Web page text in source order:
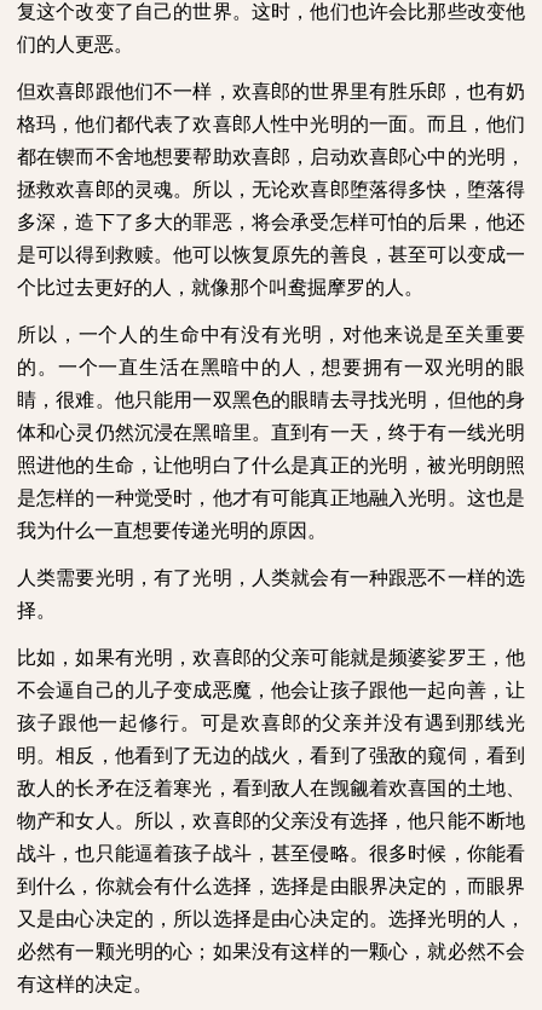
复这个改变了自己的世界。这时，他们也许会比那些改变他
们的人更恶。
但欢喜郎跟他们不一样，欢喜郎的世界里有胜乐郎，也有奶
格玛，他们都代表了欢喜郎人性中光明的一面。而且，他们
都在锲而不舍地想要帮助欢喜郎，启动欢喜郎心中的光明，
拯救欢喜郎的灵魂。所以，无论欢喜郎堕落得多快，堕落得
多深，造下了多大的罪恶，将会承受怎样可怕的后果，他还
是可以得到救赎。他可以恢复原先的善良，甚至可以变成一
个比过去更好的人，就像那个叫鸯掘摩罗的人。
所以，一个人的生命中有没有光明，对他来说是至关重要
的。一个一直生活在黑暗中的人，想要拥有一双光明的眼
睛，很难。他只能用一双黑色的眼睛去寻找光明，但他的身
体和心灵仍然沉浸在黑暗里。直到有一天，终于有一线光明
照进他的生命，让他明白了什么是真正的光明，被光明朗照
是怎样的一种觉受时，他才有可能真正地融入光明。这也是
我为什么一直想要传递光明的原因。
人类需要光明，有了光明，人类就会有一种跟恶不一样的选
择。
比如，如果有光明，欢喜郎的父亲可能就是频婆娑罗王，他
不会逼自己的儿子变成恶魔，他会让孩子跟他一起向善，让
孩子跟他一起修行。可是欢喜郎的父亲并没有遇到那线光
明。相反，他看到了无边的战火，看到了强敌的窥伺，看到
敌人的长矛在泛着寒光，看到敌人在觊觎着欢喜国的土地、
物产和女人。所以，欢喜郎的父亲没有选择，他只能不断地
战斗，也只能逼着孩子战斗，甚至侵略。很多时候，你能看
到什么，你就会有什么选择，选择是由眼界决定的，而眼界
又是由心决定的，所以选择是由心决定的。选择光明的人，
必然有一颗光明的心；如果没有这样的一颗心，就必然不会
有这样的决定。